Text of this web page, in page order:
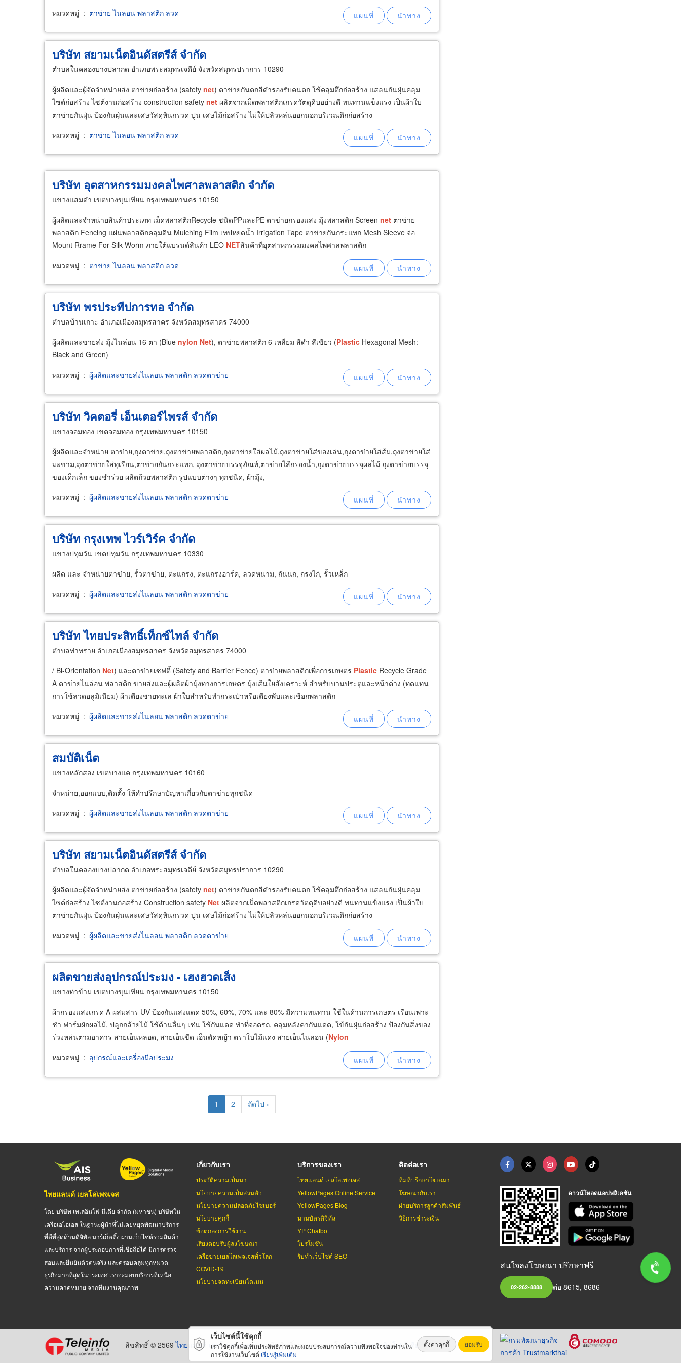
หมวดหมู่ : ตาข่าย ไนลอน พลาสติก ลวด
บริษัท สยามเน็ตอินดัสตรีส์ จำกัด
ตำบลในคลองบางปลากด อำเภอพระสมุทรเจดีย์ จังหวัดสมุทรปราการ 10290
ผู้ผลิตและผู้จัดจำหน่ายส่ง ตาข่ายก่อสร้าง (safety net) ตาข่ายกันตกสีดำรองรับคนตก ใช้คลุมตึกก่อสร้าง แสลนกันฝุ่นคลุม
ไซต์ก่อสร้าง ไซต์งานก่อสร้าง construction safety net ผลิตจากเม็ดพลาสติกเกรดวัตดุดิบอย่างดี ทนทานแข็งแรง เป็นผ้าใบ
ตาข่ายกันฝุ่น ป้องกันฝุ่นและเศษวัสดุหินกรวด ปูน เศษไม้ก่อสร้าง ไม่ให้ปลิวหล่นออกนอกบริเวณตึกก่อสร้าง
หมวดหมู่ : ตาข่าย ไนลอน พลาสติก ลวด
บริษัท อุตสาหกรรมมงคลไพศาลพลาสติก จำกัด
แขวงแสมดำ เขตบางขุนเทียน กรุงเทพมหานคร 10150
ผู้ผลิตและจำหน่ายสินค้าประเภท เม็ดพลาสติกRecycle ชนิดPPและPE ตาข่ายกรองแสง มุ้งพลาสติก Screen net ตาข่าย
พลาสติก Fencing แผ่นพลาสติกคลุมดิน Mulching Film เทปหยดน้ำ Irrigation Tape ตาข่ายกันกระแทก Mesh Sleeve จ่อ
Mount Rrame For Silk Worm ภายใต้แบรนด์สินค้า LEO NETสินค้าที่อุตสาหกรรมมงคลไพศาลพลาสติก
หมวดหมู่ : ตาข่าย ไนลอน พลาสติก ลวด
บริษัท พรประทีปการทอ จำกัด
ตำบลบ้านเกาะ อำเภอเมืองสมุทรสาคร จังหวัดสมุทรสาคร 74000
ผู้ผลิตและขายส่ง มุ้งไนล่อน 16 ตา (Blue nylon Net), ตาข่ายพลาสติก 6 เหลี่ยม สีดำ สีเขียว (Plastic Hexagonal Mesh:
Black and Green)
หมวดหมู่ : ผู้ผลิตและขายส่งไนลอน พลาสติก ลวดตาข่าย
บริษัท วิคตอรี่ เอ็นเตอร์ไพรส์ จำกัด
แขวงจอมทอง เขตจอมทอง กรุงเทพมหานคร 10150
ผู้ผลิตและจำหน่าย ตาข่าย,ถุงตาข่าย,ถุงตาข่ายพลาสติก,ถุงตาข่ายใส่ผลไม้,ถุงตาข่ายใส่ของเล่น,ถุงตาข่ายใส่ส้ม,ถุงตาข่ายใส่
มะขาม,ถุงตาข่ายใส่ทุเรียน,ตาข่ายกันกระแทก, ถุงตาข่ายบรรจุภัณท์,ตาข่ายไส้กรองน้ำ,ถุงตาข่ายบรรจุผลไม้ ถุงตาข่ายบรรจุ
ของเด็กเล็ก ของชำร่วย ผลิตถ้วยพลาสติก รูปแบบต่างๆ ทุกชนิด, ผ้ามุ้ง,
หมวดหมู่ : ผู้ผลิตและขายส่งไนลอน พลาสติก ลวดตาข่าย
บริษัท กรุงเทพ ไวร์เวิร์ค จำกัด
แขวงปทุมวัน เขตปทุมวัน กรุงเทพมหานคร 10330
ผลิต และ จำหน่ายตาข่าย, รั้วตาข่าย, ตะแกรง, ตะแกรงอาร์ค, ลวดหนาม, กันนก, กรงไก่, รั้วเหล็ก
หมวดหมู่ : ผู้ผลิตและขายส่งไนลอน พลาสติก ลวดตาข่าย
บริษัท ไทยประสิทธิ์เท็กซ์ไทล์ จำกัด
ตำบลท่าทราย อำเภอเมืองสมุทรสาคร จังหวัดสมุทรสาคร 74000
/ Bi-Orientation Net) และตาข่ายเซฟตี้ (Safety and Barrier Fence) ตาข่ายพลาสติกเพื่อการเกษตร Plastic Recycle Grade
A ตาข่ายไนล่อน พลาสติก ขายส่งและผู้ผลิตผ้ามุ้งทางการเกษตร มุ้งเส้นใยสังเคราะห์ สำหรับบานประตูและหน้าต่าง (ทดแทน
การใช้ลวดอลูมิเนียม) ผ้าเตียงชายทะเล ผ้าใบสำหรับทำกระเป๋าหรือเตียงพับและเชือกพลาสติก
หมวดหมู่ : ผู้ผลิตและขายส่งไนลอน พลาสติก ลวดตาข่าย
สมบัติเน็ต
แขวงหลักสอง เขตบางแค กรุงเทพมหานคร 10160
จำหน่าย,ออกแบบ,ติดตั้ง ให้คำปรึกษาปัญหาเกี่ยวกับตาข่ายทุกชนิด
หมวดหมู่ : ผู้ผลิตและขายส่งไนลอน พลาสติก ลวดตาข่าย
บริษัท สยามเน็ตอินดัสตรีส์ จำกัด
ตำบลในคลองบางปลากด อำเภอพระสมุทรเจดีย์ จังหวัดสมุทรปราการ 10290
ผู้ผลิตและผู้จัดจำหน่ายส่ง ตาข่ายก่อสร้าง (safety net) ตาข่ายกันตกสีดำรองรับคนตก ใช้คลุมตึกก่อสร้าง แสลนกันฝุ่นคลุม
ไซต์ก่อสร้าง ไซต์งานก่อสร้าง Construction safety Net ผลิตจากเม็ดพลาสติกเกรดวัตดุดิบอย่างดี ทนทานแข็งแรง เป็นผ้าใบ
ตาข่ายกันฝุ่น ป้องกันฝุ่นและเศษวัสดุหินกรวด ปูน เศษไม้ก่อสร้าง ไม่ให้ปลิวหล่นออกนอกบริเวณตึกก่อสร้าง
หมวดหมู่ : ผู้ผลิตและขายส่งไนลอน พลาสติก ลวดตาข่าย
ผลิตขายส่งอุปกรณ์ประมง - เฮงฮวดเส็ง
แขวงท่าข้าม เขตบางขุนเทียน กรุงเทพมหานคร 10150
ผ้ากรองแสงเกรด A ผสมสาร UV ป้องกันแสงแดด 50%, 60%, 70% และ 80% มีความทนทาน ใช้ในด้านการเกษตร เรือนเพาะ
ชำ ฟาร์มผักผลไม้, ปลูกกล้วยไม้ ใช้ด้านอื่นๆ เช่น ใช้กันแดด ทำที่จอดรถ, คลุมหลังคากันแดด, ใข้กันฝุ่นก่อสร้าง ป้องกันสิ่งของ
ร่วงหล่นตามอาคาร สายเอ็นหลอด, สายเอ็นขีด เอ็นตัดหญ้า ตราใบไม้แดง สายเอ็นไนลอน (Nylon
หมวดหมู่ : อุปกรณ์และเครื่องมือประมง
Current
page
1 Page
2
Next
page
ถัดไป ›
ไทยแลนด์ เยลโล่เพจเจส
โดย บริษัท เทเลอินโฟ มีเดีย จำกัด (มหาชน) บริษัทใน
เครือเอไอเอส ในฐานะผู้นำที่ไม่เคยหยุดพัฒนาบริการ
ที่ดีที่สุดด้านดิจิทัล มาร์เก็ตติ้ง ผ่านเว็บไซต์รวมสินค้า
และบริการ จากผู้ประกอบการที่เชื่อถือได้ มีการตรวจ
สอบและยืนยันตัวตนจริง และครอบคลุมทุกหมวด
ธุรกิจมากที่สุดในประเทศ เราจะมอบบริการที่เหนือ
ความคาดหมาย จากทีมงานคุณภาพ
เกี่ยวกับเรา
ประวัติความเป็นมา
นโยบายความเป็นส่วนตัว
นโยบายความปลอดภัยไซเบอร์
นโยบายคุกกี้
ข้อตกลงการใช้งาน
เสียงตอบรับผู้ลงโฆษณา
เครือข่ายเยลโล่เพจเจสทั่วโลก
COVID-19
นโยบายจดทะเบียนโดเมน
บริการของเรา
ไทยแลนด์ เยลโล่เพจเจส
YellowPages Online Service
YellowPages Blog
นามบัตรดิจิทัล
YP Chatbot
โปรโมชั่น
รับทำเว็บไซต์ SEO
ติดต่อเรา
ทีมที่ปรึกษาโฆษณา
โฆษณากับเรา
ฝ่ายบริการลูกค้าสัมพันธ์
วิธีการชำระเงิน
ดาวน์โหลดแอปพลิเคชัน
สนใจลงโฆษณา ปรึกษาฟรี
02-262-8888 ต่อ 8615, 8686
ลิขสิทธิ์ © 2569ไทยแลนด์ เยลโล่เพจเจสสงวนลิขสิทธิ์ตามกฏหมาย โดยบริษัท เทเลอินโฟ มีเดีย จำกัด (มหาชน)
เว็บไซต์นี้ใช้คุกกี้
เราใช้คุกกี้เพื่อเพิ่มประสิทธิภาพและมอบประสบการณ์ความพึงพอใจของท่านใน
การใช้งานเว็บไซต์ เรียนรู้เพิ่มเติม
ตั้งค่าคุกกี้ ยอมรับ